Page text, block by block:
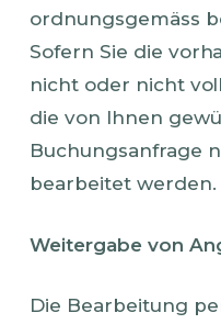
ordnungsgemäss
Sofern Sie die
nicht oder nicht
die von Ihnen
Buchungsanfrage
bearbeitet werden.
Weitergabe von
Die Bearbeitung